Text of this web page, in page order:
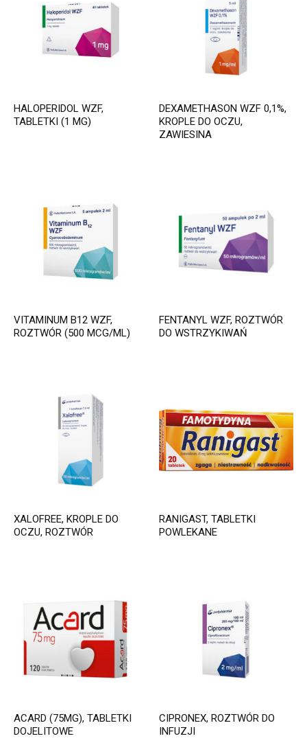
HALOPERIDOL WZF,
TABLETKI (1 MG)
DEXAMETHASON WZF 0,1%,
KROPLE DO OCZU,
ZAWIESINA
VITAMINUM B12 WZF,
ROZTWÓR (500 MCG/ML)
FENTANYL WZF, ROZTWÓR
DO WSTRZYKIWAŃ
XALOFREE, KROPLE DO
OCZU, ROZTWÓR
RANIGAST, TABLETKI
POWLEKANE
ACARD (75MG), TABLETKI
DOJELITOWE
CIPRONEX, ROZTWÓR DO
INFUZJI